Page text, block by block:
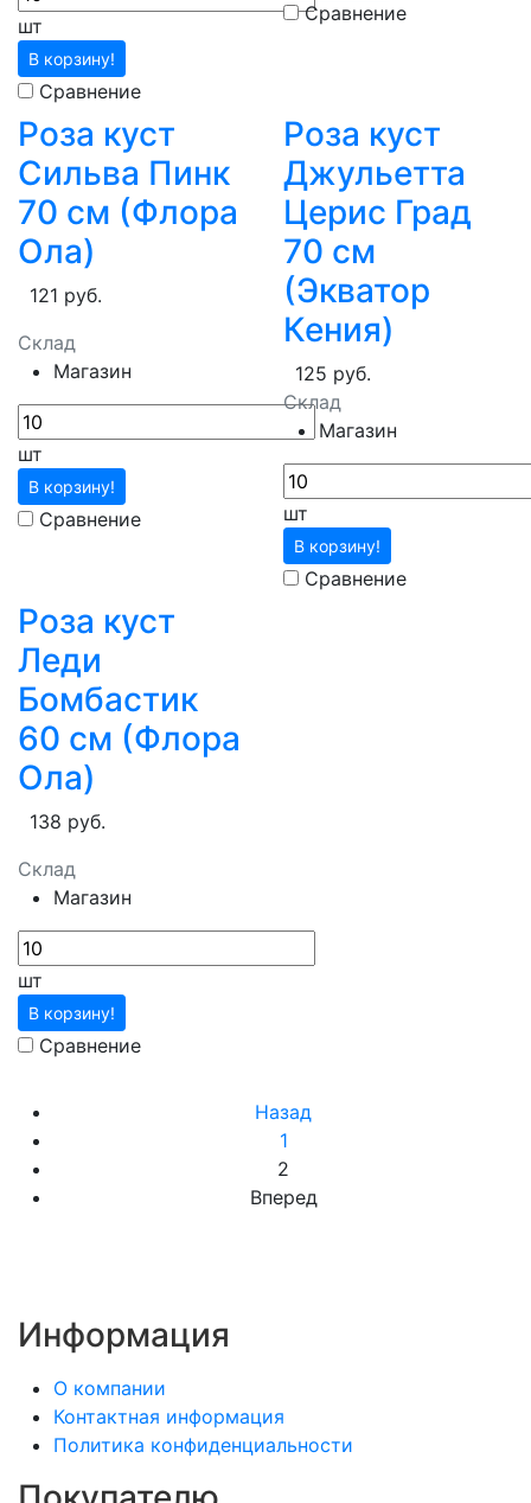
шт
В корзину!
Сравнение
Сравнение
Роза куст
Сильва Пинк
70 см (Флора
Ола)
121 руб.
Склад
Магазин
шт
В корзину!
Сравнение
Роза куст
Джульетта
Церис Град
70 см
(Экватор
Кения)
125 руб.
Склад
Магазин
шт
В корзину!
Сравнение
Роза куст
Леди
Бомбастик
60 см (Флора
Ола)
138 руб.
Склад
Магазин
шт
В корзину!
Сравнение
Назад
1
2
Вперед
Информация
О компании
Контактная информация
Политика конфиденциальности